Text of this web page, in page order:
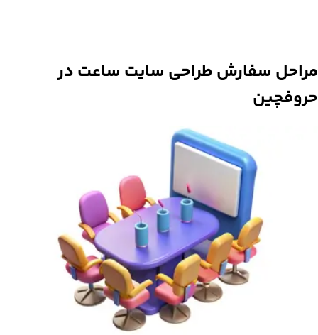
مراحل سفارشطراحی سایت ساعت در
حروفچین